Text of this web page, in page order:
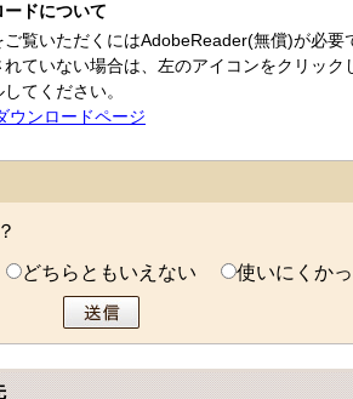
ドについて
ご覧いただくにはAdobeReader(無償)が必要
ていない場合は、左のアイコンをクリック
てください。
ウンロードページ
どちらともいえない 使いにくか